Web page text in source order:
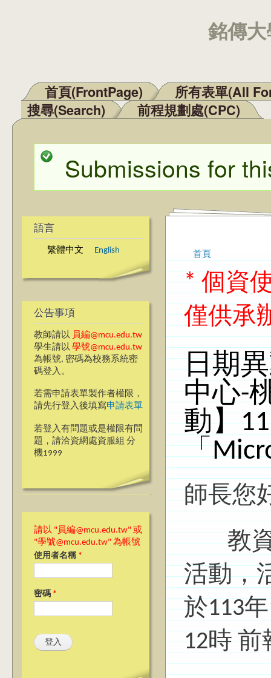
銘傳
主選單
首頁(FrontPage)
所有表單(All
搜尋(Search)
前程規劃處(CPC)
狀態訊息
Submissions for
語言
繁體中文 English
公告事項
教師請以 員編@mcu.edu.tw
學生請以 學號@mcu.edu.tw
為帳號, 密碼為校務系統密
碼登入。
若需申請表單製作者權限，
請先行登入後填寫申請表單
若登入有問題或是權限有問
題，請洽資網處資服組 分
機1999
請以 "員編@mcu.edu.tw" 或
"學號@mcu.edu.tw" 為帳號
使用者名稱 *
密碼 *
您在這裡
首頁
* 個資
僅供承
日期
中心-
動】
「
師長您
教資
活動，
於113
12時 前